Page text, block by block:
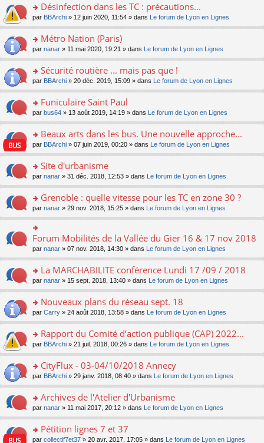
e
nt
u
s
ré
e
nt
lu
le
pl
u
s
e
nt
g
e
n
o
lu
pl
u
s
c
e
nt
e
s
a
g
e
n
n
lu
le
pl
u
c
e
nt
ult
er
le
m
e
a
g
e
n
n
le
pl
u
ré
c
e
nt
o
n
ult
er
le
m
e
a
g
e
n
n
le
pl
u
ré
c
e
nt
Désinfection dans les TC : précautions...
par BBArchi » 12 juin 2020, 11:54 » dans Le forum de Lyon en Lignes
o
n
ult
er
le
m
e
a
g
e
n
n
le
pl
u
s
ré
c
e
nt
Métro Nation (Paris)
par nanar » 11 mai 2020, 19:21 » dans Le forum de Lyon en Lignes
o
n
ult
er
le
m
e
a
g
e
n
n
le
pl
u
s
c
e
nt
Sécurité routière ... mais pas que !
par BBArchi » 20 déc. 2019, 15:09 » dans Le forum de Lyon en Lignes
o
n
ult
er
le
m
e
a
g
e
n
o
lu
pl
u
s
c
e
nt
Funiculaire Saint Paul
par bus64 » 13 août 2019, 14:19 » dans Le forum de Lyon en Lignes
o
n
ult
er
le
m
e
s
g
e
n
o
lu
pl
u
s
c
e
nt
Beaux arts dans les bus. Une nouvelle approche...
par BBArchi » 07 juin 2019, 00:20 » dans Le forum de Lyon en Lignes
o
n
ult
er
le
m
e
s
g
e
n
o
lu
pl
u
s
c
e
nt
Site d'urbanisme
par nanar » 31 déc. 2018, 12:53 » dans Le forum de Lyon en Lignes
o
n
s
ult
er
le
m
e
s
g
e
n
o
lu
pl
u
s
c
e
nt
Grenoble : quelle vitesse pour les TC en zone 30 ?
par nanar » 29 nov. 2018, 15:25 » dans Le forum de Lyon en Lignes
o
n
er
le
m
e
s
a
g
e
n
n
lu
le
pl
u
c
e
Forum Mobilités de la Vallée du Gier 16 & 17 nov 2018
par nanar » 07 nov. 2018, 14:30 » dans Le forum de Lyon en Lignes
o
n
ult
er
le
m
e
a
g
e
n
n
le
pl
La MARCHABILITE conférence Lundi 17 /09 / 2018
par nanar » 15 sept. 2018, 13:40 » dans Le forum de Lyon en Lignes
o
n
ult
er
le
m
e
a
g
e
n
Nouveaux plans du réseau sept. 18
par Carry » 24 août 2018, 13:58 » dans Le forum de Lyon en Lignes
o
n
ult
er
le
m
e
a
g
Rapport du Comité d’action publique (CAP) 2022...
par BBArchi » 21 juil. 2018, 00:26 » dans Le forum de Lyon en Lignes
o
n
ult
er
le
m
e
CityFlux - 03-04/10/2018 Annecy
par BBArchi » 29 janv. 2018, 08:40 » dans Le forum de Lyon en Lignes
o
n
ult
Archives de l'Atelier d'Urbanisme
par nanar » 11 mai 2017, 20:12 » dans Le forum de Lyon en Lignes
o
Pétition lignes 7 et 37
par collectif7et37 » 20 avr. 2017, 17:05 » dans Le forum de Lyon en Lignes